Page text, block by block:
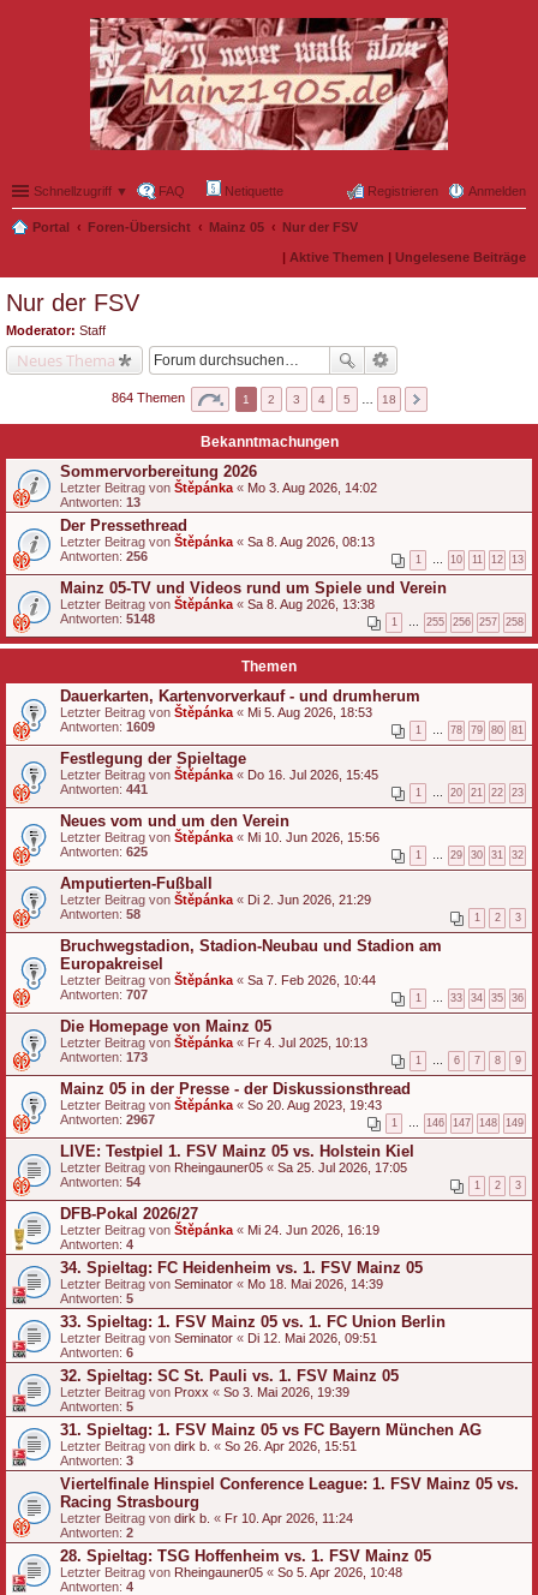
Schnellzugriff ▼ FAQ Netiquette Anmelden
Registrieren
Portal Foren-Übersicht Mainz 05 Nur der FSV
| Aktive Themen | Ungelesene Beiträge
Nur der FSV
Moderator: Staff
Neues Thema
864 Themen 1 2 3 4 5 18
Bekanntmachungen
Sommervorbereitung 2026
Letzter Beitrag von Štěpánka « Mo 3. Aug 2026, 14:02
Antworten: 13
Der Pressethread
Letzter Beitrag von Štěpánka « Sa 8. Aug 2026, 08:13
Antworten: 256 1 10 11 12 13
Mainz 05-TV und Videos rund um Spiele und Verein
Letzter Beitrag von Štěpánka « Sa 8. Aug 2026, 13:38
Antworten: 5148 1 255 256 257 258
Themen
Dauerkarten, Kartenvorverkauf - und drumherum
Letzter Beitrag von Štěpánka « Mi 5. Aug 2026, 18:53
Antworten: 1609 1 78 79 80 81
Festlegung der Spieltage
Letzter Beitrag von Štěpánka « Do 16. Jul 2026, 15:45
Antworten: 441 1 20 21 22 23
Neues vom und um den Verein
Letzter Beitrag von Štěpánka « Mi 10. Jun 2026, 15:56
Antworten: 625 1 29 30 31 32
Amputierten-Fußball
Letzter Beitrag von Štěpánka « Di 2. Jun 2026, 21:29
Antworten: 58 1 2 3
Bruchwegstadion, Stadion-Neubau und Stadion am
Europakreisel
Letzter Beitrag von Štěpánka « Sa 7. Feb 2026, 10:44
Antworten: 707 1 33 34 35 36
Die Homepage von Mainz 05
Letzter Beitrag von Štěpánka « Fr 4. Jul 2025, 10:13
Antworten: 173 1 6 7 8 9
Mainz 05 in der Presse - der Diskussionsthread
Letzter Beitrag von Štěpánka « So 20. Aug 2023, 19:43
Antworten: 2967 1 146 147 148 149
LIVE: Testpiel 1. FSV Mainz 05 vs. Holstein Kiel
Letzter Beitrag von Rheingauner05 « Sa 25. Jul 2026, 17:05
Antworten: 54 1 2 3
DFB-Pokal 2026/27
Letzter Beitrag von Štěpánka « Mi 24. Jun 2026, 16:19
Antworten: 4
34. Spieltag: FC Heidenheim vs. 1. FSV Mainz 05
Letzter Beitrag von Seminator « Mo 18. Mai 2026, 14:39
Antworten: 5
33. Spieltag: 1. FSV Mainz 05 vs. 1. FC Union Berlin
Letzter Beitrag von Seminator « Di 12. Mai 2026, 09:51
Antworten: 6
32. Spieltag: SC St. Pauli vs. 1. FSV Mainz 05
Letzter Beitrag von Proxx « So 3. Mai 2026, 19:39
Antworten: 5
31. Spieltag: 1. FSV Mainz 05 vs FC Bayern München AG
Letzter Beitrag von dirk b. « So 26. Apr 2026, 15:51
Antworten: 3
Viertelfinale Hinspiel Conference League: 1. FSV Mainz 05 vs.
Racing Strasbourg
Letzter Beitrag von dirk b. « Fr 10. Apr 2026, 11:24
Antworten: 2
28. Spieltag: TSG Hoffenheim vs. 1. FSV Mainz 05
Letzter Beitrag von Rheingauner05 « So 5. Apr 2026, 10:48
Antworten: 4